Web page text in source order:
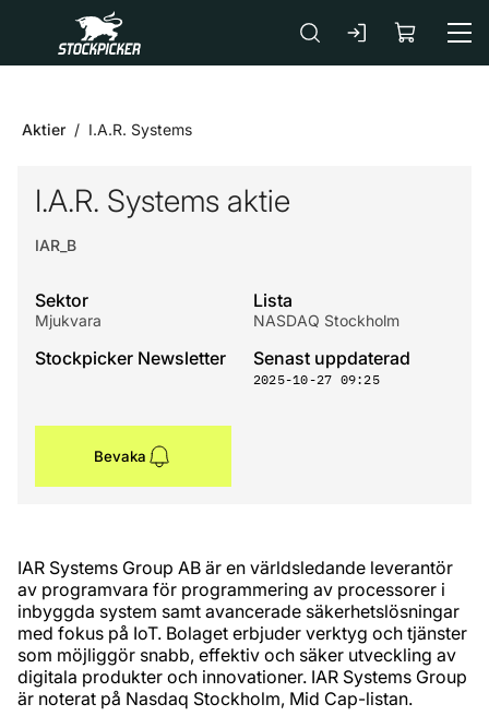
Gå till huvudinnehåll
Aktier I.A.R. Systems
I.A.R. Systems aktie
IAR_B
Sektor
Mjukvara
Lista
NASDAQ Stockholm
Stockpicker Newsletter Senast uppdaterad
2025-10-27 09:25
Bevaka
​IAR Systems Group AB är en världsledande leverantör
av programvara för programmering av processorer i
inbyggda system samt avancerade säkerhetslösningar
med fokus på IoT. Bolaget erbjuder verktyg och tjänster
som möjliggör snabb, effektiv och säker utveckling av
digitala produkter och innovationer. IAR Systems Group
är noterat på Nasdaq Stockholm, Mid Cap-listan. ​